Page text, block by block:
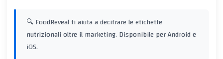
🔍 FoodReveal ti aiuta a decifrare le etichette
nutrizionali oltre il marketing. Disponibile per Android e
iOS.